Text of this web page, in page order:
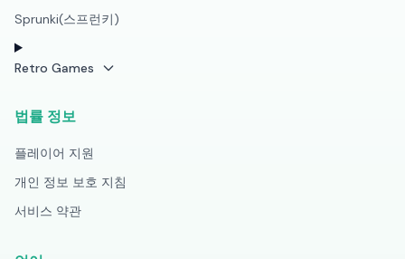
Sprunki(스프런키)
Retro Games
법률 정보
플레이어 지원
개인 정보 보호 지침
서비스 약관